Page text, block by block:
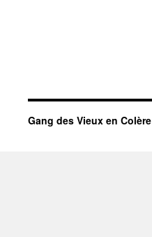
Gang des Vieux en Colère